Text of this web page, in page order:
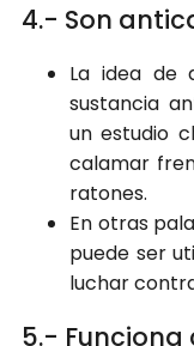
4.- Son
La idea de
sustancia
un estudio
calamar
ratones.
En otras
puede ser
luchar
5.-